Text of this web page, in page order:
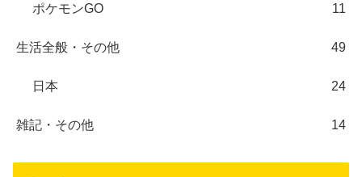
ポケモンGO 11
生活全般・その他 49
日本 24
雑記・その他 14